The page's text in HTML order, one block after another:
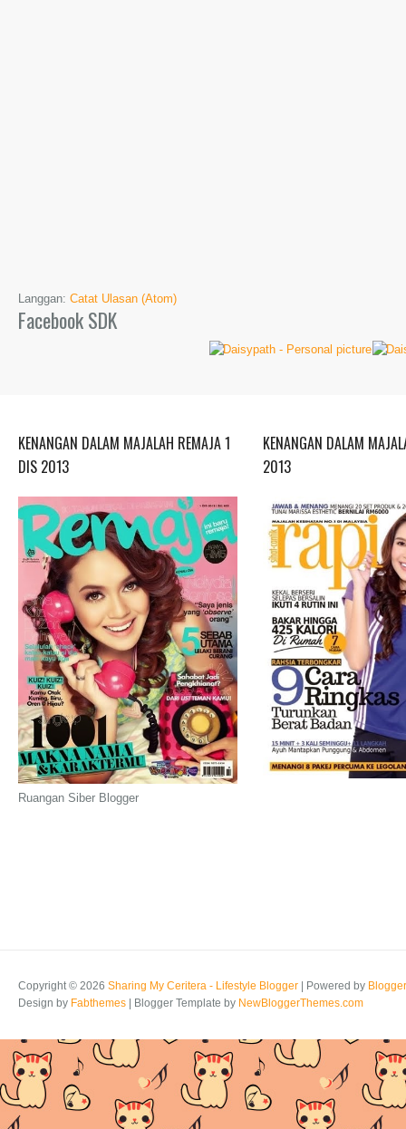
Langgan: Catat Ulasan (Atom)
Facebook SDK
KENANGAN DALAM MAJALAH REMAJA 1
DIS 2013
Ruangan Siber Blogger
KENANGAN DALAM
2013
Copyright © 2026 Sharing My Ceritera - Lifestyle Blogger | Powered by Blogger
Design by Fabthemes | Blogger Template by NewBloggerThemes.com